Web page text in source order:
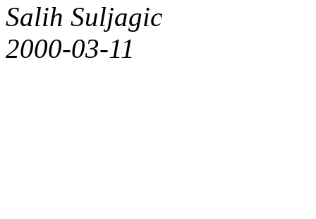
Salih Suljagic
2000-03-11